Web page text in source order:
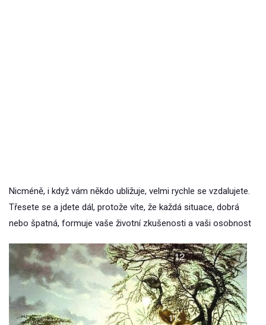
Nicméně, i když vám někdo ubližuje, velmi rychle se vzdalujete.
Třesete se a jdete dál, protože víte, že každá situace, dobrá
nebo špatná, formuje vaše životní zkušenosti a vaši osobnost